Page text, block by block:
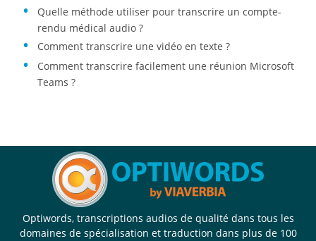
Quelle méthode utiliser pour transcrire un compte-
rendu médical audio ?
Comment transcrire une vidéo en texte ?
Comment transcrire facilement une réunion Microsoft
Teams ?
Optiwords, transcriptions audios de qualité dans tous les
domaines de spécialisation et traduction dans plus de 100